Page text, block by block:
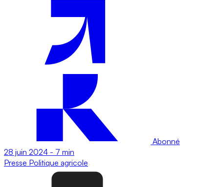
Abonné
28 juin 2024 - 7 min
Presse Politique agricole